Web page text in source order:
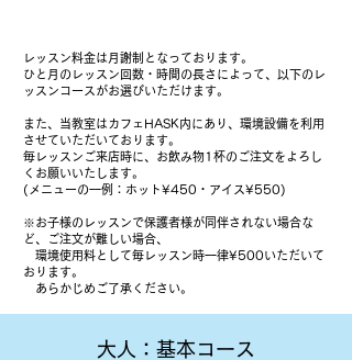
レッスン料金は月謝制となっております。
ひと月のレッスン回数・時間の長さによって、以下のレ
ッスンコースがお選びいただけます。
また、当教室はカフェHASK内にあり、環境設備を利用
させていただいております。
毎レッスンご来店時に、お飲み物1杯のご注文をよろし
くお願いいたします。
(メニューの一例：ホット¥450・アイス¥550)
※お子様のレッスンで保護者様が同伴されない場合な
ど、ご注文が難しい場合、
環境使用料として毎レッスン時一律¥500いただいて
おります。
あらかじめご了承ください。
大人：基本コース